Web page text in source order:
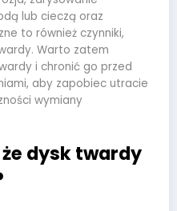
lub cieczą oraz
to również czynniki,
Warto zatem
i chronić go przed
aby zapobiec utracie
wymiany
dysk twardy